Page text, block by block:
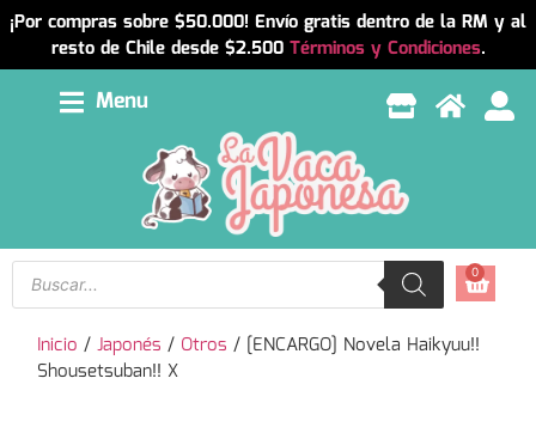
¡Por compras sobre $50.000! Envío gratis dentro de la RM y al
resto de Chile desde $2.500 Términos y Condiciones.
Menu
0
Inicio /Japonés / Otros / [ENCARGO] Novela Haikyuu!!
Shousetsuban!! X